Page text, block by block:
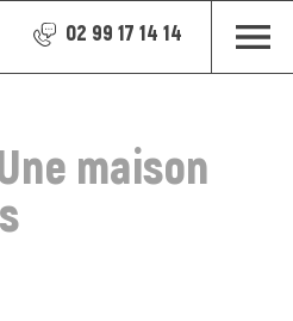
02 99 17 14 14
maison